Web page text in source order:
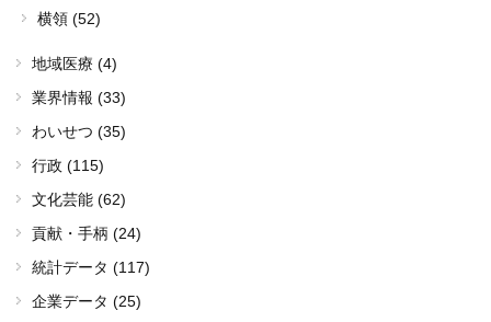
横領 (52)
地域医療 (4)
業界情報 (33)
わいせつ (35)
行政 (115)
文化芸能 (62)
貢献・手柄 (24)
統計データ (117)
企業データ (25)